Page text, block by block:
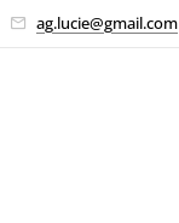
ag.lucie@gmail.com